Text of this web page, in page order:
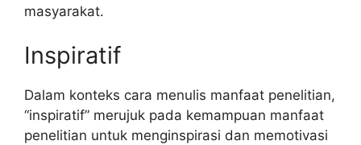
masyarakat.
Inspiratif
Dalam konteks cara menulis manfaat penelitian,
“inspiratif” merujuk pada kemampuan manfaat
penelitian untuk menginspirasi dan memotivasi